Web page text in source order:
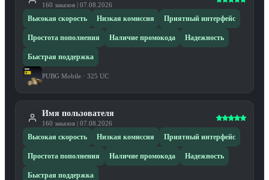
160 заказов | 07.08.2026
Высокая скорость Низкая комиссия Приятный интерфейс
Простота пополнения Наличие промокода Надежность
Быстрая поддержка
PUBG Mobile · 325 UC
Имя пользователя
160 заказов | 07.08.2026
Высокая скорость Низкая комиссия Приятный интерфейс
Простота пополнения Наличие промокода Надежность
Быстрая поддержка